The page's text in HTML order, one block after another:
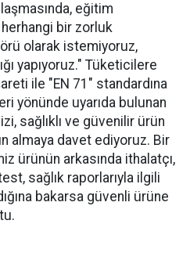
eğitim
bir zorluk
olarak istemiyoruz,
yapıyoruz." Tüketicilere
ile "EN 71" standardına
yönünde uyarıda bulunan
sağlıklı ve güvenilir ürün
almaya davet ediyoruz. Bir
ürünün arkasında ithalatçı,
sağlık raporlarıyla ilgili
bakarsa güvenli ürüne